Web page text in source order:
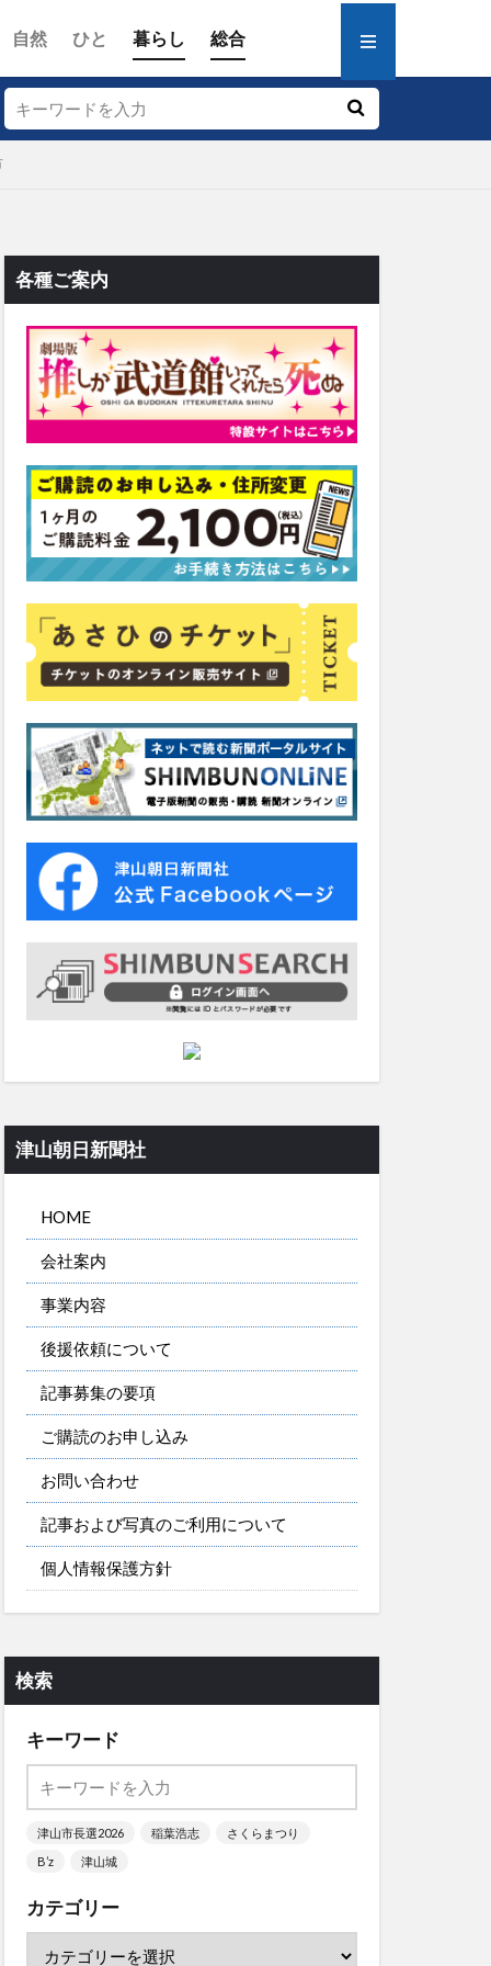
自然 ひと 暮らし 総合
各種ご案内
津山朝日新聞社
HOME
会社案内
事業内容
後援依頼について
記事募集の要項
ご購読のお申し込み
お問い合わせ
記事および写真のご利用について
個人情報保護方針
検索
キーワード
津山市長選2026 稲葉浩志
さくらまつり
B’z
津山城
カテゴリー